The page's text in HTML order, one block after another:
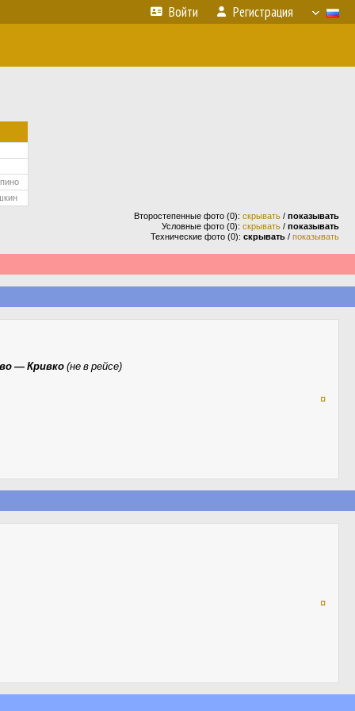
Войти Регистрация
Второстепенные фото (0): скрывать / показывать
Условные фото (0): скрывать / показывать
Технические фото (0): скрывать / показывать
— Кривко (не в рейсе)
¤
¤